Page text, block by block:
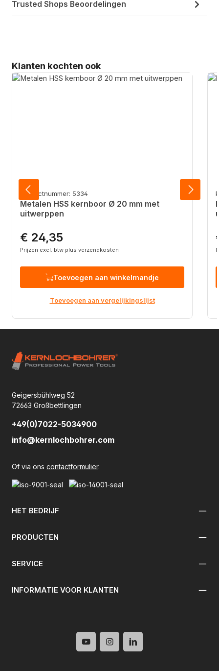
Trusted Shops Beoordelingen
Productgalerij overslaan
Klanten kochten ook
Productnummer: 5334
Metalen HSS kernboor Ø 20 mm met
uitwerppen
Normale prijs:
€ 24,35
Prijzen excl. btw plus verzendkosten
Toevoegen aan winkelmandje
Toevoegen aan vergelijkingslijst
Geigersbühlweg 52
72663 Großbettlingen
+49(0)7022-5034900
info@kernlochbohrer.com
Of via ons contactformulier.
HET BEDRIJF
PRODUCTEN
SERVICE
INFORMATIE VOOR KLANTEN